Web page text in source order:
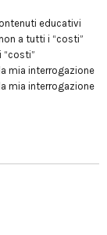
educativi
a tutti i “costi”
mia interrogazione
mia interrogazione